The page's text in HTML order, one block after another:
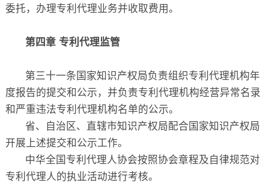
委托，办理专利代理业务并收取费用。
第四章 专利代理监管
第三十一条国家知识产权局负责组织专利代理机构年
度报告的提交和公示，并负责专利代理机构经营异常名录
和严重违法专利代理机构名单的公示。
省、自治区、直辖市知识产权局配合国家知识产权局
开展上述提交和公示工作。
中华全国专利代理人协会按照协会章程及自律规范对
专利代理人的执业活动进行考核。